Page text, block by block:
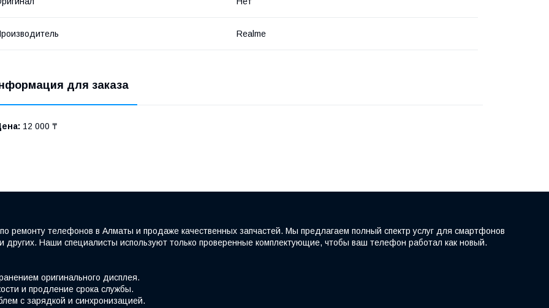
Realme
для заказа
12 000 ₸
телефонов в Алматы и продаже качественных запчастей. Мы предлагаем полный спектр услуг для смартфонов
других. Наши специалисты используют только проверенные комплектующие, чтобы ваш телефон работал как новый.
оригинального дисплея.
и продление срока службы.
с зарядкой и синхронизацией.